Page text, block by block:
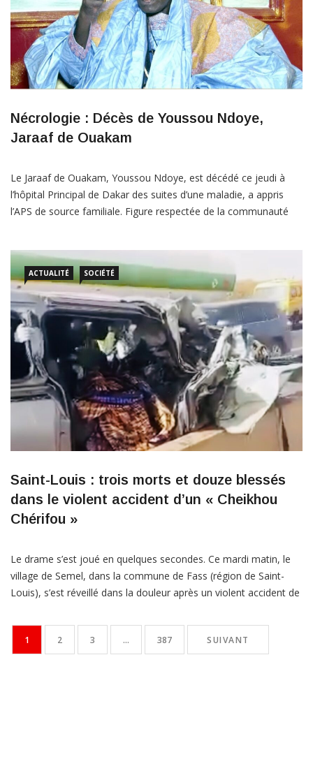
Nécrologie : Décès de Youssou Ndoye,
Jaraaf de Ouakam
Le Jaraaf de Ouakam, Youssou Ndoye, est décédé ce jeudi à
l’hôpital Principal de Dakar des suites d’une maladie, a appris
l’APS de source familiale. Figure respectée de la communauté
de la préservation des traditions léboues et […]
ACTUALITÉ SOCIÉTÉ
Saint-Louis : trois morts et douze blessés
dans le violent accident d’un « Cheikhou
Chérifou »
Le drame s’est joué en quelques secondes. Ce mardi matin, le
village de Semel, dans la commune de Fass (région de Saint-
Louis), s’est réveillé dans la douleur après un violent accident de
plusieurs familles dans le désarroi. Selon les premières
informations, un minicar […]
1 2 3 … 387 SUIVANT